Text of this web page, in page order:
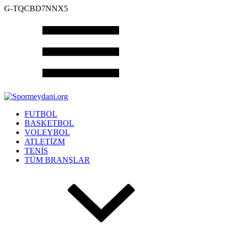
G-TQCBD7NNX5
FUTBOL
BASKETBOL
VOLEYBOL
ATLETİZM
TENİS
TÜM BRANŞLAR